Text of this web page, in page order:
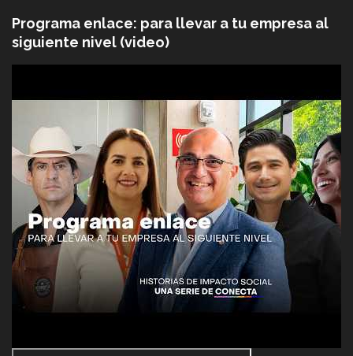
Programa enlace: para llevar a tu empresa al
siguiente nivel (video)